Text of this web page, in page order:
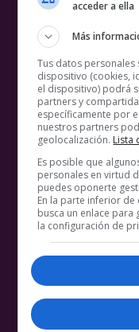
acceder a ella
Más
Tus datos
dispositivo (cookies,
el dispositivo) podrá
partners y
específicamente por
nuestros partners
geolocalización. Lista
Es posible que
personales en virtud
puedes oponerte
En la parte inferior de
busca un enlace
la configuración de